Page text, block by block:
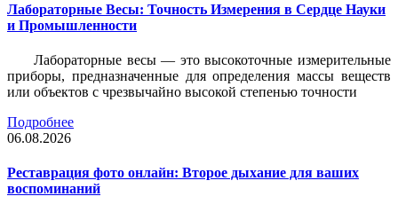
Лабораторные Весы: Точность Измерения в Сердце Науки
и Промышленности
Лабораторные весы — это высокоточные измерительные
приборы, предназначенные для определения массы веществ
или объектов с чрезвычайно высокой степенью точности
Подробнее
06.08.2026
Реставрация фото онлайн: Второе дыхание для ваших
воспоминаний